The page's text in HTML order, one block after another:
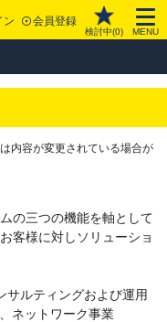
ン 会員登録
検討中(0) MENU
内容が変更されている場合が
の三つの機能を軸として
客様に対しソリューショ
サルティングおよび運用
ネットワーク事業